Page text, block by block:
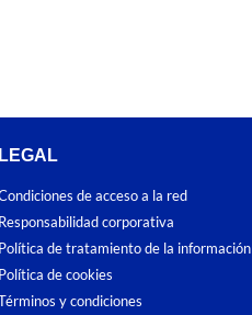
LEGAL
de acceso a la red
Responsabilidad corporativa
Política de tratamiento de la información
Política de cookies
y condiciones